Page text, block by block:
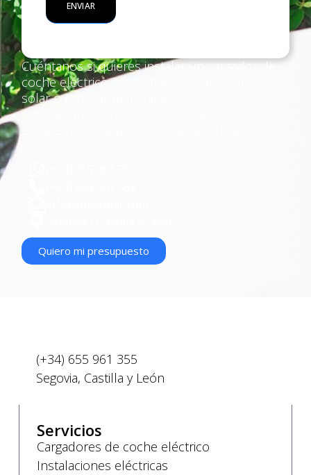
Cuéntanos si quieres instalar un cargador de
coche eléctrico, unas placas solares, un riego
solar o renovar tu instalación eléctrica.
Analizaremos tu caso en Segovia y te
Quiero mi presupuesto
(+34) 655 961 355
Segovia, Castilla y León
Servicios
Cargadores de coche eléctrico
Instalaciones eléctricas